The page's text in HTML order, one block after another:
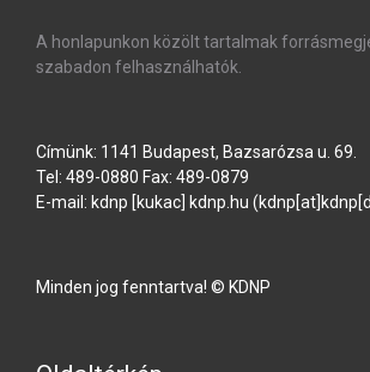
A honlapunkon közölt tartalmak
szabadon felhasználhatók.
Címünk: 1141 Budapest, Bazsarózsa u. 69.
Tel: 489-0880 Fax: 489-0879
E-mail: kdnp [kukac] kdnp hu
Minden jog fenntartva! © KDNP